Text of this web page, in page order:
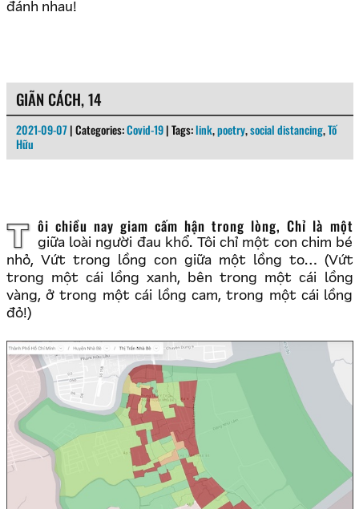
đánh nhau!
GIÃN CÁCH, 14
2021-09-07 | Categories:Covid-19 | Tags:link,poetry,social distancing,Tố
Hữu
Tôi chiều nay giam cấm hận trong lòng, Chỉ là một
giữa loài người đau khổ. Tôi chỉ một con chim bé
nhỏ, Vứt trong lồng con giữa một lồng to… (Vứt
trong một cái lồng xanh, bên trong một cái lồng
vàng, ở trong một cái lồng cam, trong một cái lồng
đỏ!)